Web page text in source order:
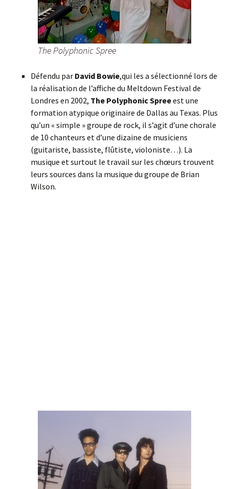
The Polyphonic Spree
Défendu par David Bowie,qui les a sélectionné lors de
la réalisation de l’affiche du Meltdown Festival de
Londres en 2002, The Polyphonic Spreeest une
formation atypique originaire de Dallas au Texas. Plus
qu’un « simple » groupe de rock, il s’agit d’une chorale
de 10 chanteurs et d’une dizaine de musiciens
(guitariste, bassiste, flûtiste, violoniste…). La
musique et surtout le travail sur les chœurs trouvent
leurs sources dans la musique du groupe de Brian
Wilson.